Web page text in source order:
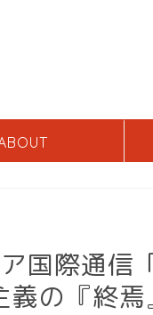
国際通信
の『終焉